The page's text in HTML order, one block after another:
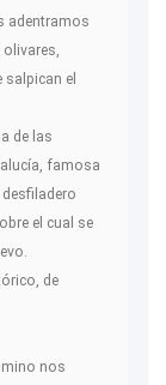
adentramos
el
de las
famosa
el cual se
de
nos